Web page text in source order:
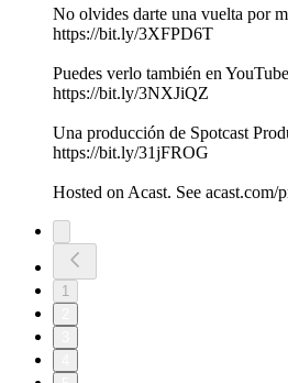
No olvides darte una vuelta por
https://bit.ly/3XFPD6T
Puedes verlo también en YouTube
https://bit.ly/3NXJiQZ
Una producción de Spotcast
https://bit.ly/31jFROG
Hosted on Acast. See
1